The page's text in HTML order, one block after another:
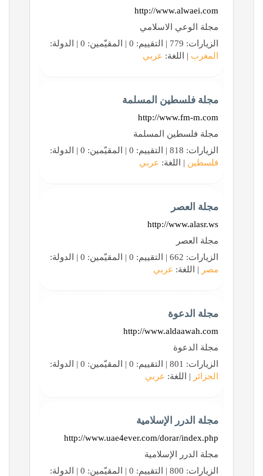
http://www.alwaei.com
مجلة الوعي الاسلامي
الزيارات: 779 | التقييم: 0 | المقيّمين: 0 | الدولة:
المغرب | اللغة: عربي
مجلة فلسطين المسلمة
http://www.fm-m.com
مجلة فلسطين المسلمة
الزيارات: 818 | التقييم: 0 | المقيّمين: 0 | الدولة:
فلسطين | اللغة: عربي
مجلة العصر
http://www.alasr.ws
مجلة العصر
الزيارات: 662 | التقييم: 0 | المقيّمين: 0 | الدولة:
مصر | اللغة: عربي
مجلة الدعوة
http://www.aldaawah.com
مجلة الدعوة
الزيارات: 801 | التقييم: 0 | المقيّمين: 0 | الدولة:
الجزائر | اللغة: عربي
مجلة الدرر الإسلامية
http://www.uae4ever.com/dorar/index.php
مجلة الدرر الإسلامية
الزيارات: 800 | التقييم: 0 | المقيّمين: 0 | الدولة: